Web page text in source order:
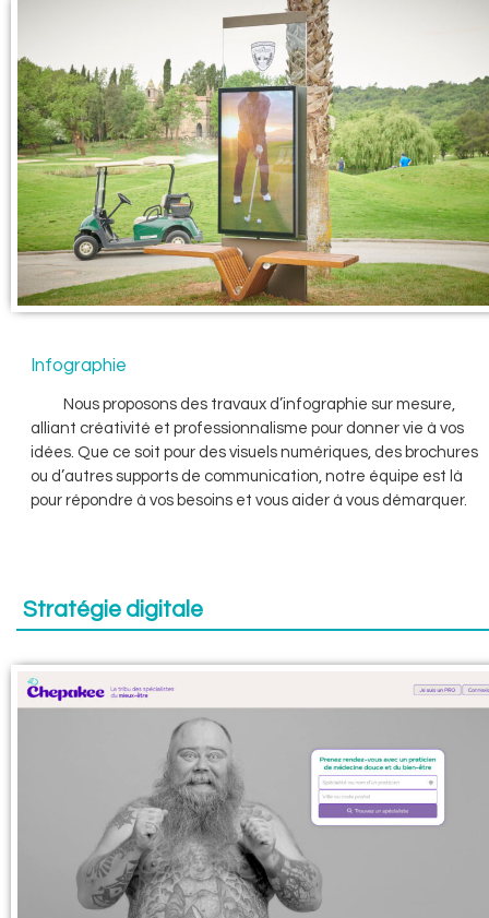
Infographie
Nous proposons des travaux d’infographie sur mesure,
alliant créativité et professionnalisme pour donner vie à vos
idées. Que ce soit pour des visuels numériques, des brochures
ou d’autres supports de communication, notre équipe est là
pour répondre à vos besoins et vous aider à vous démarquer.
Stratégie digitale